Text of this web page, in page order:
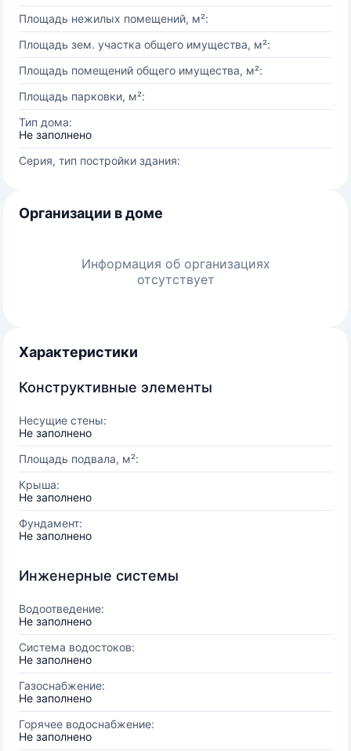
Площадь нежилых помещений, м²:
Площадь зем. участка общего имущества, м²:
Площадь помещений общего имущества, м²:
Площадь парковки, м²:
Тип дома:
Не заполнено
Серия, тип постройки здания:
Организации в доме
Информация об организациях
отсутствует
Характеристики
Конструктивные элементы
Несущие стены:
Не заполнено
Площадь подвала, м²:
Крыша:
Не заполнено
Фундамент:
Не заполнено
Инженерные системы
Водоотведение:
Не заполнено
Система водостоков:
Не заполнено
Газоснабжение:
Не заполнено
Горячее водоснабжение:
Не заполнено